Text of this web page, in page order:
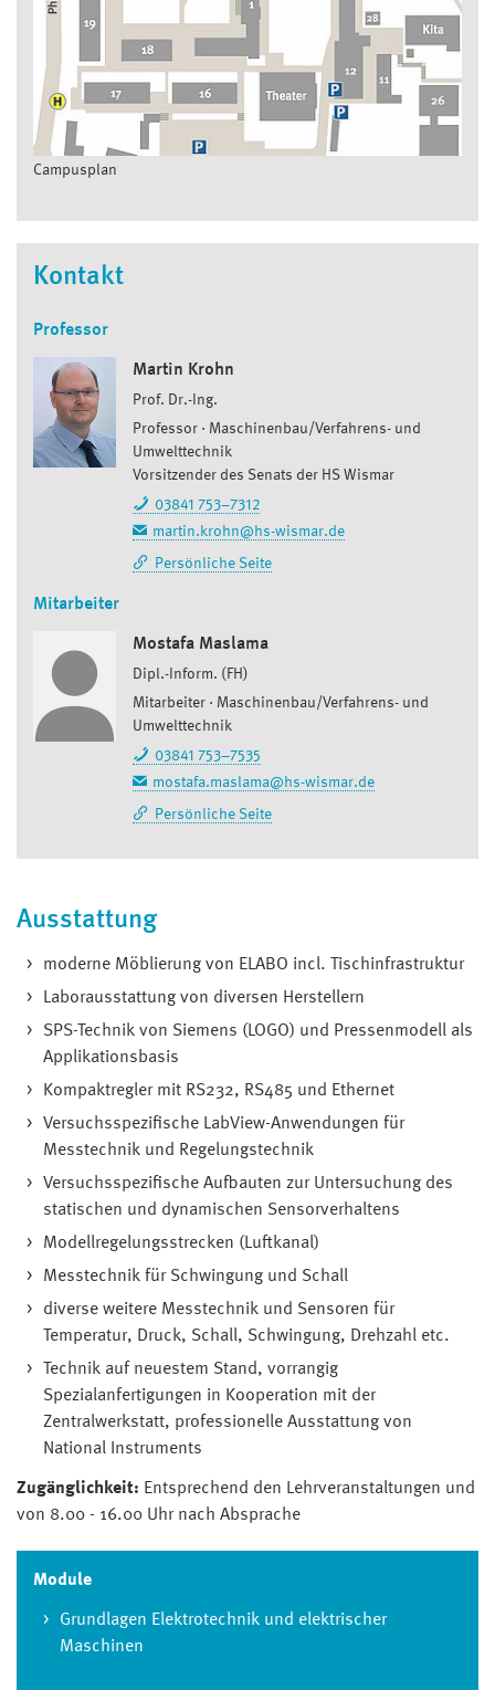
Campusplan
Kontakt
Professor
Martin Krohn
Prof. Dr.-Ing.
Professor
Maschinenbau/Verfahrens- und
Umwelttechnik
Vorsitzender des Senats der HS Wismar
03841 753–7312
martin.krohn@hs-wismar.de
Persönliche Seite
Mitarbeiter
Mostafa Maslama
Dipl.-Inform. (FH)
Mitarbeiter
Maschinenbau/Verfahrens- und
Umwelttechnik
03841 753–7535
mostafa.maslama@hs-wismar.de
Persönliche Seite
Ausstattung
moderne Möblierung von ELABO incl. Tischinfrastruktur
Laborausstattung von diversen Herstellern
SPS-Technik von Siemens (LOGO) und Pressenmodell als
Applikationsbasis
Kompaktregler mit RS232, RS485 und Ethernet
Versuchsspezifische LabView-Anwendungen für
Messtechnik und Regelungstechnik
Versuchsspezifische Aufbauten zur Untersuchung des
statischen und dynamischen Sensorverhaltens
Modellregelungsstrecken (Luftkanal)
Messtechnik für Schwingung und Schall
diverse weitere Messtechnik und Sensoren für
Temperatur, Druck, Schall, Schwingung, Drehzahl etc.
Technik auf neuestem Stand, vorrangig
Spezialanfertigungen in Kooperation mit der
Zentralwerkstatt, professionelle Ausstattung von
National Instruments
Zugänglichkeit: Entsprechend den Lehrveranstaltungen und
von 8.00 - 16.00 Uhr nach Absprache
Module
Grundlagen Elektrotechnik und elektrischer
Maschinen